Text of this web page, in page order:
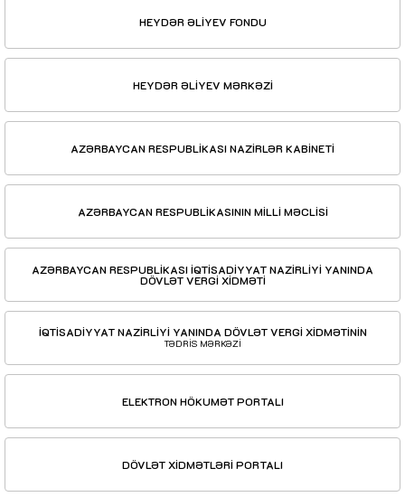
HEYDƏR ƏLİYEV FONDU
HEYDƏR ƏLİYEV MƏRKƏZİ
AZƏRBAYCAN RESPUBLİKASI NAZİRLƏR KABİNETİ
AZƏRBAYCAN RESPUBLİKASININ MİLLİ MƏCLİSİ
AZƏRBAYCAN RESPUBLİKASI İQTİSADİYYAT NAZİRLİYİ YANINDA
DÖVLƏT VERGİ XİDMƏTİ
İQTİSADİYYAT NAZİRLİYİ YANINDA DÖVLƏT VERGİ XİDMƏTİNİN
TƏDRİS MƏRKƏZİ
ELEKTRON HÖKUMƏT PORTALI
DÖVLƏT XİDMƏTLƏRİ PORTALI